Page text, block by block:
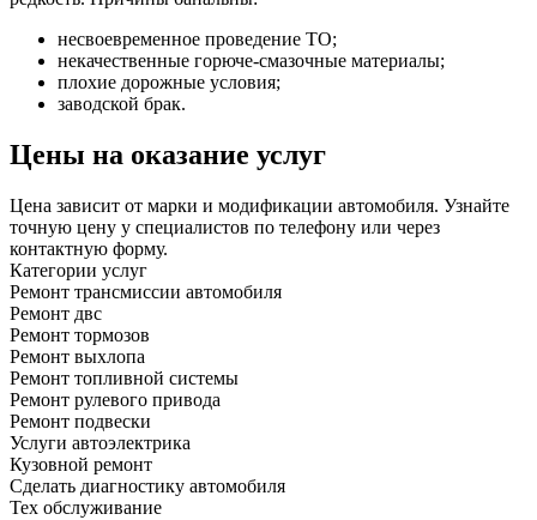
несвоевременное проведение ТО;
некачественные горюче-смазочные материалы;
плохие дорожные условия;
заводской брак.
Цены на оказание услуг
Цена зависит от марки и модификации автомобиля. Узнайте
точную цену у специалистов по телефону или через
контактную форму.
Категории услуг
Ремонт трансмиссии автомобиля
Ремонт двс
Ремонт тормозов
Ремонт выхлопа
Ремонт топливной системы
Ремонт рулевого привода
Ремонт подвески
Услуги автоэлектрика
Кузовной ремонт
Сделать диагностику автомобиля
Тех обслуживание